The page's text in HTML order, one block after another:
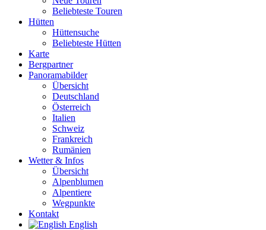
Beliebteste Touren
Hütten
Hüttensuche
Beliebteste Hütten
Karte
Bergpartner
Panoramabilder
Übersicht
Deutschland
Österreich
Italien
Schweiz
Frankreich
Rumänien
Wetter & Infos
Übersicht
Alpenblumen
Alpentiere
Wegpunkte
Kontakt
English